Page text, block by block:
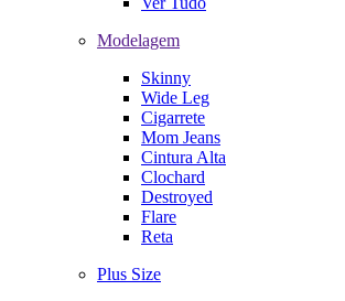
Modelagem
Skinny
Wide Leg
Cigarrete
Mom Jeans
Cintura Alta
Clochard
Destroyed
Flare
Reta
Plus Size